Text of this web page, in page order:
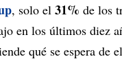
, solo el 31% de los
en los últimos diez
qué se espera de